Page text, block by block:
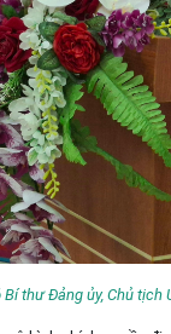
thư Đảng ủy, Chủ